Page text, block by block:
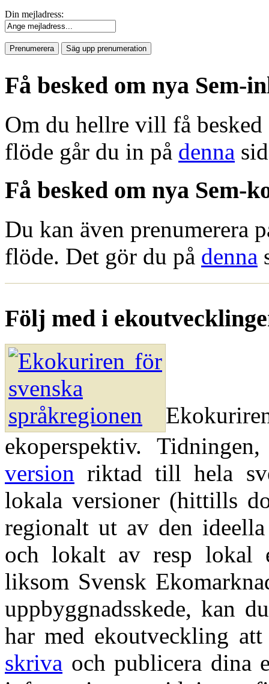
Din mejladress:
Få besked om nya Sem-
Om du hellre vill få
flöde går du in på denna
Få besked om nya Sem-
Du kan även prenumerera
flöde. Det gör du på denna
Följ med i
ekoperspektiv.
version riktad till hela
lokala versioner (hittills
regionalt ut av den
och lokalt av resp lokal
liksom Svensk
uppbyggnadsskede, kan
har med ekoutveckling
skriva och publicera dina